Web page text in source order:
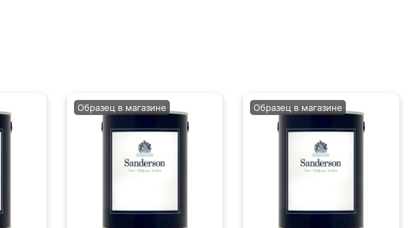
Образец в магазине Образец в магазине